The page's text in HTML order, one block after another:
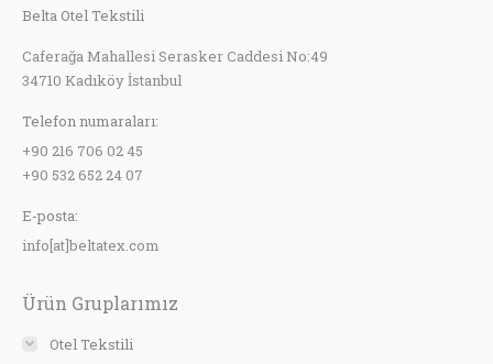
Belta Otel Tekstili
Caferağa Mahallesi Serasker Caddesi No:49
34710 Kadıköy İstanbul
Telefon numaraları:
+90 216 706 02 45
+90 532 652 24 07
E-posta:
info[at]beltatex.com
Ürün Gruplarımız
Otel Tekstili